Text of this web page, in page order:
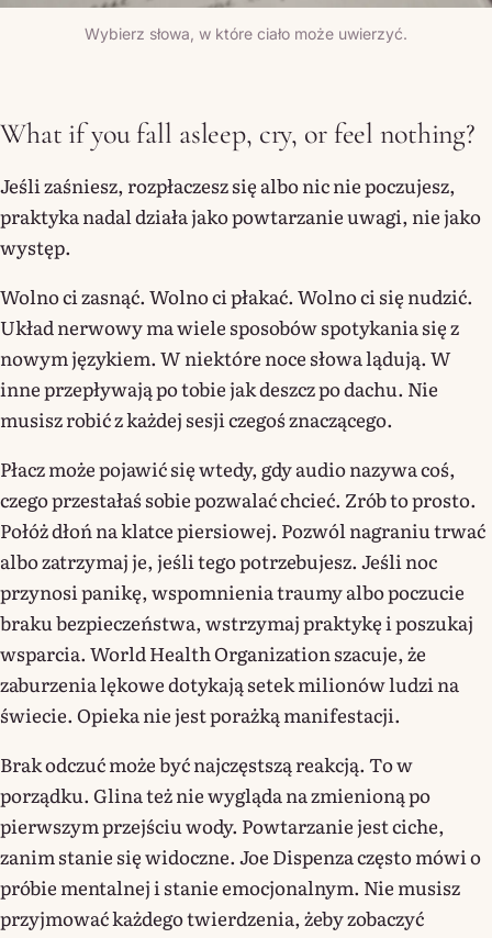
Wybierz słowa, w które ciało może uwierzyć.
What if you fall asleep, cry, or feel nothing?
Jeśli zaśniesz, rozpłaczesz się albo nic nie poczujesz,
praktyka nadal działa jako powtarzanie uwagi, nie jako
występ.
Wolno ci zasnąć. Wolno ci płakać. Wolno ci się nudzić.
Układ nerwowy ma wiele sposobów spotykania się z
nowym językiem. W niektóre noce słowa lądują. W
inne przepływają po tobie jak deszcz po dachu. Nie
musisz robić z każdej sesji czegoś znaczącego.
Płacz może pojawić się wtedy, gdy audio nazywa coś,
czego przestałaś sobie pozwalać chcieć. Zrób to prosto.
Połóż dłoń na klatce piersiowej. Pozwól nagraniu trwać
albo zatrzymaj je, jeśli tego potrzebujesz. Jeśli noc
przynosi panikę, wspomnienia traumy albo poczucie
braku bezpieczeństwa, wstrzymaj praktykę i poszukaj
wsparcia. World Health Organization szacuje, że
zaburzenia lękowe dotykają setek milionów ludzi na
świecie. Opieka nie jest porażką manifestacji.
Brak odczuć może być najczęstszą reakcją. To w
porządku. Glina też nie wygląda na zmienioną po
pierwszym przejściu wody. Powtarzanie jest ciche,
zanim stanie się widoczne. Joe Dispenza często mówi o
próbie mentalnej i stanie emocjonalnym. Nie musisz
przyjmować każdego twierdzenia, żeby zobaczyć